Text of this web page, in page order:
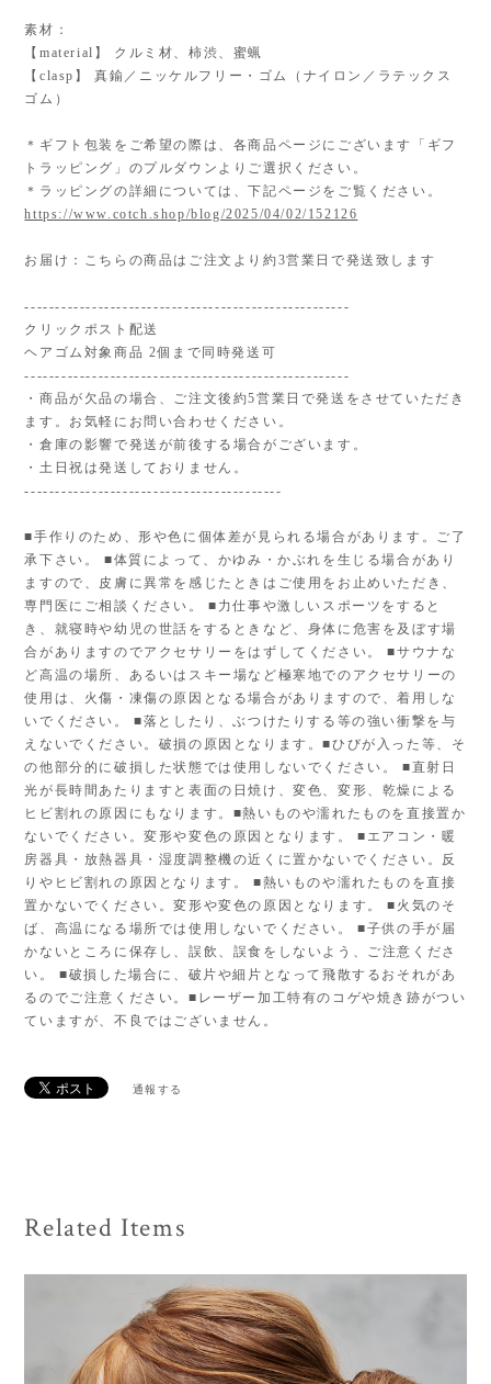
素材：
【material】 クルミ材、柿渋、蜜蝋
【clasp】 真鍮／ニッケルフリー・ゴム（ナイロン／ラテックス
ゴム）
＊ギフト包装をご希望の際は、各商品ページにございます「ギフ
トラッピング」のプルダウンよりご選択ください。
＊ラッピングの詳細については、下記ページをご覧ください。
https://www.cotch.shop/blog/2025/04/02/152126
お届け：こちらの商品はご注文より約3営業日で発送致します
-----------------------------------------------------
クリックポスト配送
ヘアゴム対象商品 2個まで同時発送可
-----------------------------------------------------
・商品が欠品の場合、ご注文後約5営業日で発送をさせていただき
ます。お気軽にお問い合わせください。
・倉庫の影響で発送が前後する場合がございます。
・土日祝は発送しておりません。
------------------------------------------
■手作りのため、形や色に個体差が見られる場合があります。ご了
承下さい。 ■体質によって、かゆみ・かぶれを生じる場合があり
ますので、皮膚に異常を感じたときはご使用をお止めいただき、
専門医にご相談ください。 ■力仕事や激しいスポーツをすると
き、就寝時や幼児の世話をするときなど、身体に危害を及ぼす場
合がありますのでアクセサリーをはずしてください。 ■サウナな
ど高温の場所、あるいはスキー場など極寒地でのアクセサリーの
使用は、火傷・凍傷の原因となる場合がありますので、着用しな
いでください。 ■落としたり、ぶつけたりする等の強い衝撃を与
えないでください。破損の原因となります。■ひびが入った等、そ
の他部分的に破損した状態では使用しないでください。 ■直射日
光が長時間あたりますと表面の日焼け、変色、変形、乾燥による
ヒビ割れの原因にもなります。■熱いものや濡れたものを直接置か
ないでください。変形や変色の原因となります。 ■エアコン・暖
房器具・放熱器具・湿度調整機の近くに置かないでください。反
りやヒビ割れの原因となります。 ■熱いものや濡れたものを直接
置かないでください。変形や変色の原因となります。 ■火気のそ
ば、高温になる場所では使用しないでください。 ■子供の手が届
かないところに保存し、誤飲、誤食をしないよう、ご注意くださ
い。 ■破損した場合に、破片や細片となって飛散するおそれがあ
るのでご注意ください。■レーザー加工特有のコゲや焼き跡がつい
ていますが、不良ではございません。
通報する
Related Items